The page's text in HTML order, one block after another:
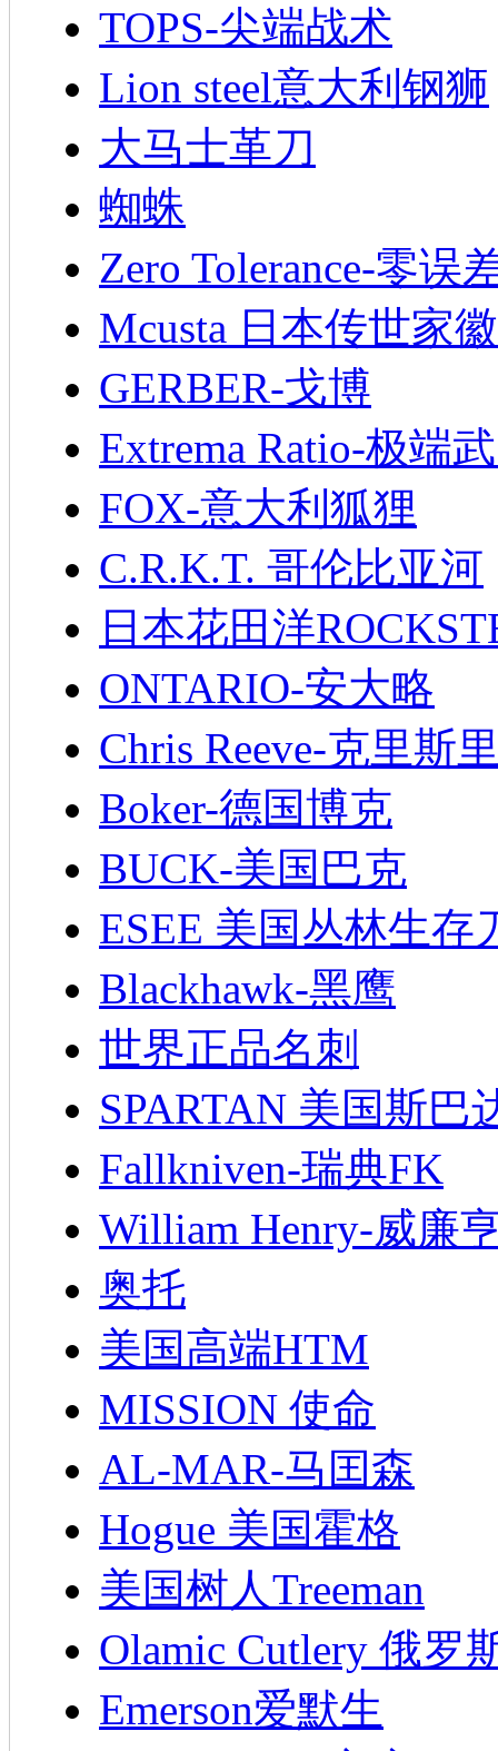
TOPS-尖端战术
Lion steel意大利钢狮
大马士革刀
蜘蛛
Zero Tolerance-零误
Mcusta 日本传世家徽
GERBER-戈博
Extrema Ratio-极端
FOX-意大利狐狸
C.R.K.T. 哥伦比亚河
日本花田洋
ONTARIO-安大略
Chris Reeve-克里斯
Boker-德国博克
BUCK-美国巴克
ESEE 美国丛林生存
Blackhawk-黑鹰
世界正品名刺
SPARTAN 美国斯巴
Fallkniven-瑞典FK
William Henry-威廉
奥托
美国高端HTM
MISSION 使命
AL-MAR-马囯森
Hogue 美国霍格
美国树人Treeman
Olamic Cutlery 俄罗
Emerson爱默生